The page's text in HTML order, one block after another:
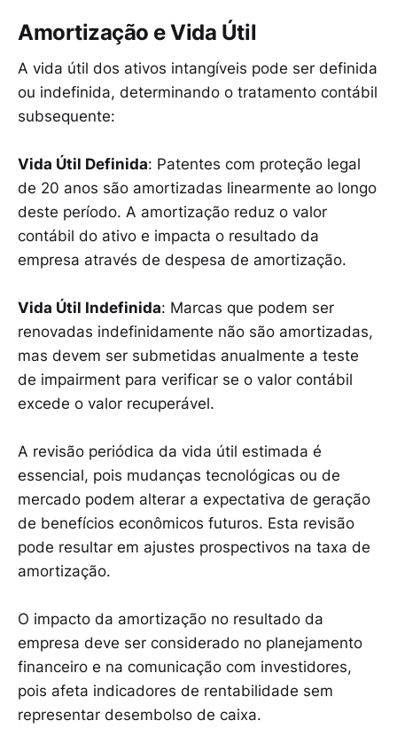
Amortização e Vida Útil
A vida útil dos ativos intangíveis pode ser definida
ou indefinida, determinando o tratamento contábil
subsequente:
Vida Útil Definida: Patentes com proteção legal
de 20 anos são amortizadas linearmente ao longo
deste período. A amortização reduz o valor
contábil do ativo e impacta o resultado da
empresa através de despesa de amortização.
Vida Útil Indefinida: Marcas que podem ser
renovadas indefinidamente não são amortizadas,
mas devem ser submetidas anualmente a teste
de impairment para verificar se o valor contábil
excede o valor recuperável.
A revisão periódica da vida útil estimada é
essencial, pois mudanças tecnológicas ou de
mercado podem alterar a expectativa de geração
de benefícios econômicos futuros. Esta revisão
pode resultar em ajustes prospectivos na taxa de
amortização.
O impacto da amortização no resultado da
empresa deve ser considerado no planejamento
financeiro e na comunicação com investidores,
pois afeta indicadores de rentabilidade sem
representar desembolso de caixa.